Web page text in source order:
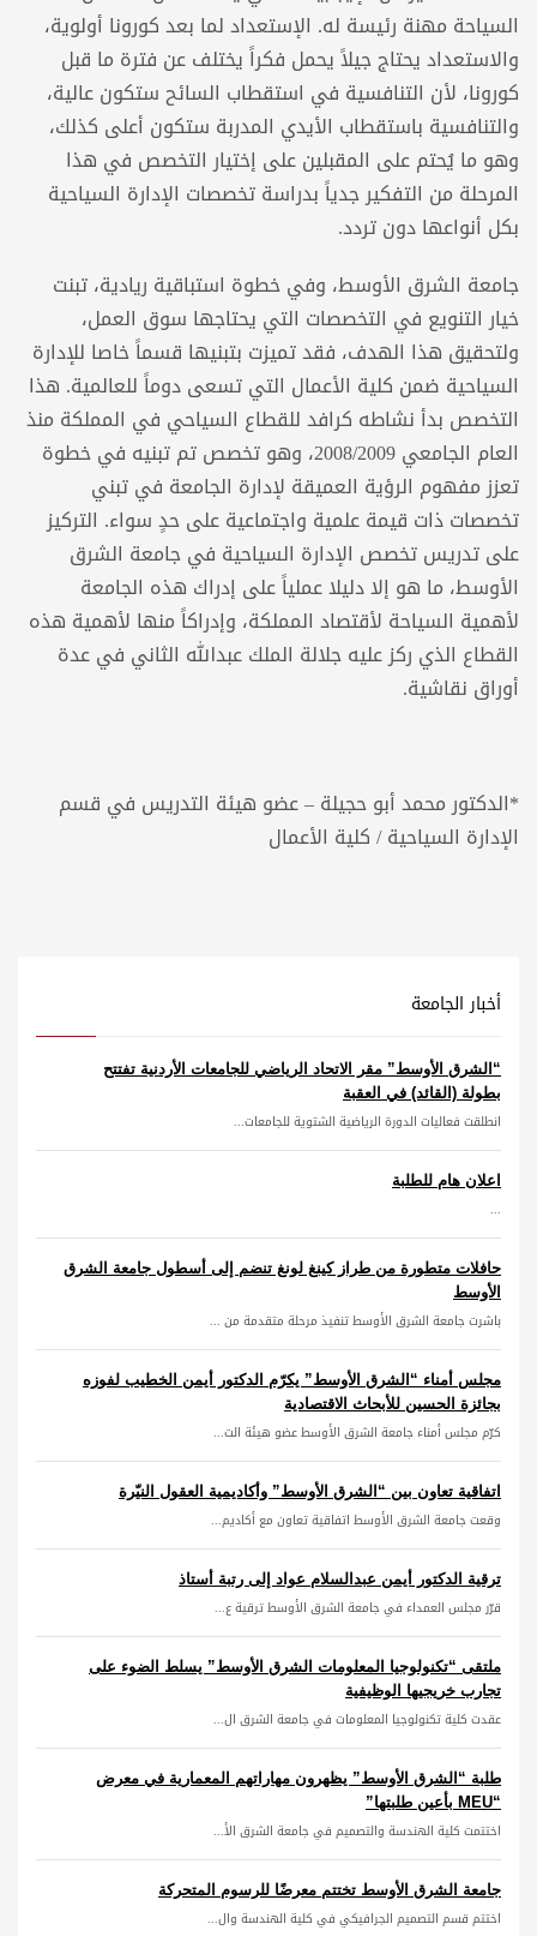
السياحة مهنة رئيسة له. الإستعداد لما بعد كورونا أولوية،
والاستعداد يحتاج جيلاً يحمل فكراً يختلف عن فترة ما قبل
كورونا، لأن التنافسية في استقطاب السائح ستكون عالية،
والتنافسية باستقطاب الأيدي المدربة ستكون أعلى كذلك،
وهو ما يُحتم على المقبلين على إختيار التخصص في هذا
المرحلة من التفكير جدياً بدراسة تخصصات الإدارة السياحية
بكل أنواعها دون تردد.
جامعة الشرق الأوسط، وفي خطوة استباقية ريادية، تبنت
خيار التنويع في التخصصات التي يحتاجها سوق العمل،
ولتحقيق هذا الهدف، فقد تميزت بتبنيها قسماً خاصا للإدارة
السياحية ضمن كلية الأعمال التي تسعى دوماً للعالمية. هذا
التخصص بدأ نشاطه كرافد للقطاع السياحي في المملكة منذ
العام الجامعي 2008/2009، وهو تخصص تم تبنيه في خطوة
تعزز مفهوم الرؤية العميقة لإدارة الجامعة في تبني
تخصصات ذات قيمة علمية واجتماعية على حدٍ سواء. التركيز
على تدريس تخصص الإدارة السياحية في جامعة الشرق
الأوسط، ما هو إلا دليلا عملياً على إدراك هذه الجامعة
لأهمية السياحة لأقتصاد المملكة، وإدراكاً منها لأهمية هذه
القطاع الذي ركز عليه جلالة الملك عبدالله الثاني في عدة
أوراق نقاشية.
*الدكتور محمد أبو حجيلة – عضو هيئة التدريس في قسم
الإدارة السياحية / كلية الأعمال
أخبار الجامعة
“الشرق الأوسط” مقر الاتحاد الرياضي للجامعات الأردنية تفتتح
بطولة (القائد) في العقبة
انطلقت فعاليات الدورة الرياضية الشتوية للجامعات...
اعلان هام للطلبة
...
حافلات متطورة من طراز كينغ لونغ تنضم إلى أسطول جامعة الشرق
الأوسط
باشرت جامعة الشرق الأوسط تنفيذ مرحلة متقدمة من ...
مجلس أمناء “الشرق الأوسط” يكرّم الدكتور أيمن الخطيب لفوزه
بجائزة الحسين للأبحاث الاقتصادية
كرّم مجلس أمناء جامعة الشرق الأوسط عضو هيئة الت...
اتفاقية تعاون بين “الشرق الأوسط” وأكاديمية العقول النيّرة
وقعت جامعة الشرق الأوسط اتفاقية تعاون مع أكاديم...
ترقية الدكتور أيمن عبدالسلام عواد إلى رتبة أستاذ
قرّر مجلس العمداء في جامعة الشرق الأوسط ترقية ع...
ملتقى “تكنولوجيا المعلومات الشرق الأوسط” يسلط الضوء على
تجارب خريجيها الوظيفية
عقدت كلية تكنولوجيا المعلومات في جامعة الشرق ال...
طلبة “الشرق الأوسط” يظهرون مهاراتهم المعمارية في معرض
“MEU بأعين طلبتها”
اختتمت كلية الهندسة والتصميم في جامعة الشرق الأ...
جامعة الشرق الأوسط تختتم معرضًا للرسوم المتحركة
اختتم قسم التصميم الجرافيكي في كلية الهندسة وال...